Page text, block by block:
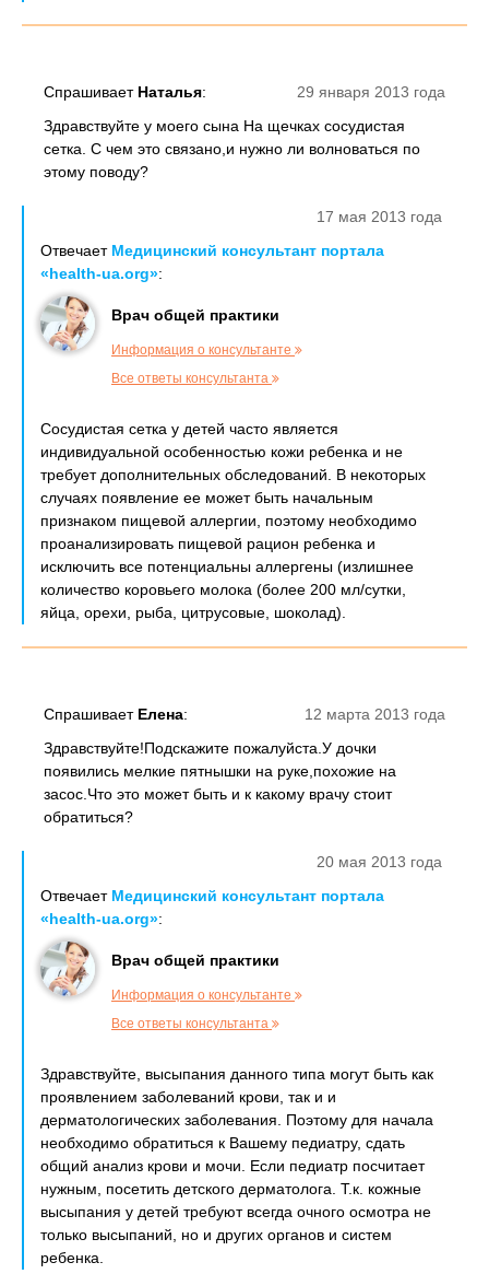
29 января 2013 года
Спрашивает Наталья:
Здравствуйте у моего сына На щечках сосудистая
сетка. С чем это связано,и нужно ли волноваться по
этому поводу?
17 мая 2013 года
Отвечает Медицинский консультант портала
«health-ua.org»:
Врач общей практики
Информация о консультанте
Все ответы консультанта
Сосудистая сетка у детей часто является
индивидуальной особенностью кожи ребенка и не
требует дополнительных обследований. В некоторых
случаях появление ее может быть начальным
признаком пищевой аллергии, поэтому необходимо
проанализировать пищевой рацион ребенка и
исключить все потенциальны аллергены (излишнее
количество коровьего молока (более 200 мл/сутки,
яйца, орехи, рыба, цитрусовые, шоколад).
12 марта 2013 года
Спрашивает Елена:
Здравствуйте!Подскажите пожалуйста.У дочки
появились мелкие пятнышки на руке,похожие на
засос.Что это может быть и к какому врачу стоит
обратиться?
20 мая 2013 года
Отвечает Медицинский консультант портала
«health-ua.org»:
Врач общей практики
Информация о консультанте
Все ответы консультанта
Здравствуйте, высыпания данного типа могут быть как
проявлением заболеваний крови, так и и
дерматологических заболевания. Поэтому для начала
необходимо обратиться к Вашему педиатру, сдать
общий анализ крови и мочи. Если педиатр посчитает
нужным, посетить детского дерматолога. Т.к. кожные
высыпания у детей требуют всегда очного осмотра не
только высыпаний, но и других органов и систем
ребенка.